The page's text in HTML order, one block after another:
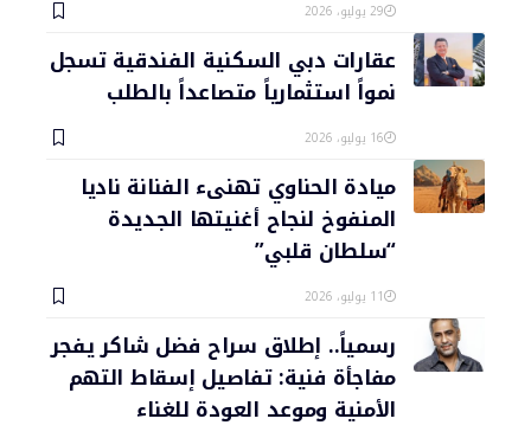
29 يوليو، 2026
عقارات دبي السكنية الفندقية تسجل
نمواً استثمارياً متصاعداً بالطلب
16 يوليو، 2026
ميادة الحناوي تهنىء الفنانة ناديا
المنفوخ لنجاح أغنيتها الجديدة
“سلطان قلبي”
11 يوليو، 2026
رسمياً.. إطلاق سراح فضل شاكر يفجر
مفاجأة فنية: تفاصيل إسقاط التهم
الأمنية وموعد العودة للغناء